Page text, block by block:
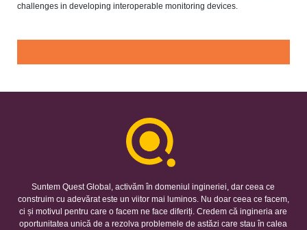
challenges in developing interoperable monitoring devices.
Suntem Quest Global, activăm în domeniul ingineriei, dar ceea ce
construim cu adevărat este un viitor mai luminos. Nu doar ceea ce facem,
ci și motivul pentru care o facem ne face diferiți. Credem că ingineria are
oportunitatea unică de a rezolva problemele de astăzi care stau în calea